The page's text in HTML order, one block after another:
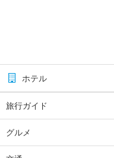
ホテル
旅行ガイド
グルメ